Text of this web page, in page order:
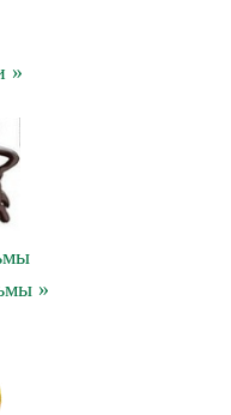
»
»